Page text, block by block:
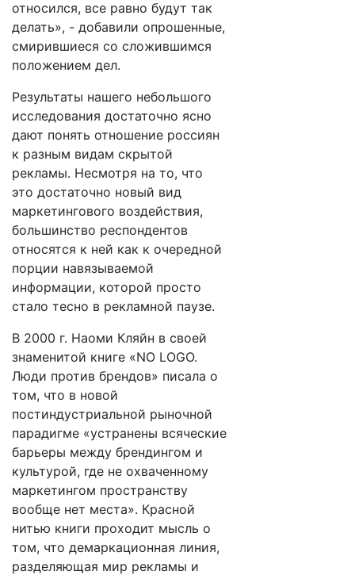
относился, все равно будут так
делать», - добавили опрошенные,
смирившиеся со сложившимся
положением дел.
Результаты нашего небольшого
исследования достаточно ясно
дают понять отношение россиян
к разным видам скрытой
рекламы. Несмотря на то, что
это достаточно новый вид
маркетингового воздействия,
большинство респондентов
относятся к ней как к очередной
порции навязываемой
информации, которой просто
стало тесно в рекламной паузе.
В 2000 г. Наоми Кляйн в своей
знаменитой книге «NO LOGO.
Люди против брендов» писала о
том, что в новой
постиндустриальной рыночной
парадигме «устранены всяческие
барьеры между брендингом и
культурой, где не охваченному
маркетингом пространству
вообще нет места». Красной
нитью книги проходит мысль о
том, что демаркационная линия,
разделяющая мир рекламы и